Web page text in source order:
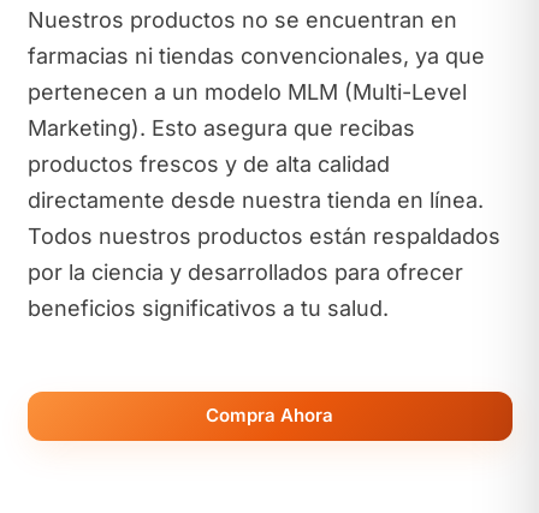
Nuestros productos no se encuentran en
farmacias ni tiendas convencionales, ya que
pertenecen a un modelo MLM (Multi-Level
Marketing). Esto asegura que recibas
productos frescos y de alta calidad
directamente desde nuestra tienda en línea.
Todos nuestros productos están respaldados
por la ciencia y desarrollados para ofrecer
beneficios significativos a tu salud.
Compra Ahora